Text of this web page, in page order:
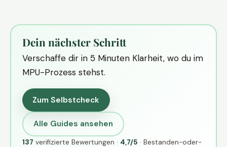
Dein nächster Schritt
Verschaffe dir in 5 Minuten Klarheit, wo du im
MPU-Prozess stehst.
Zum Selbstcheck
Alle Guides ansehen
137 verifizierte Bewertungen · 4,7/5 · Bestanden-oder-